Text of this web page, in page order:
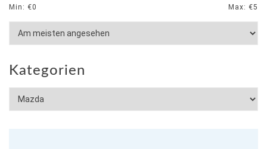
Min: €0 Max: €5
Kategorien